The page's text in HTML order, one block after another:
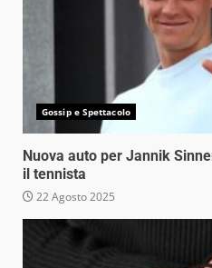
Gossip e Spettacolo
Nuova auto per Jannik
il tennista
22 Agosto 2025